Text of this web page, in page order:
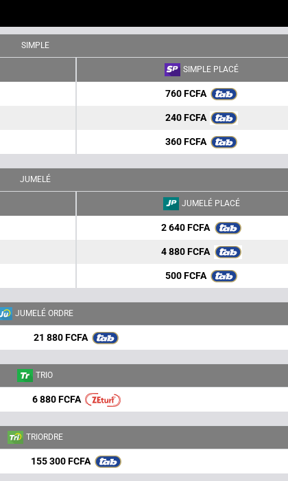
SIMPLE
SIMPLE PLACÉ
760 FCFA
240 FCFA
360 FCFA
JUMELÉ
JUMELÉ PLACÉ
2 640 FCFA
4 880 FCFA
500 FCFA
JUMELÉ ORDRE
21 880 FCFA
TRIO
6 880 FCFA
TRIORDRE
155 300 FCFA